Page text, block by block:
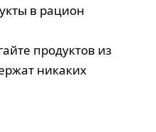
в рацион
продуктов из
никаких